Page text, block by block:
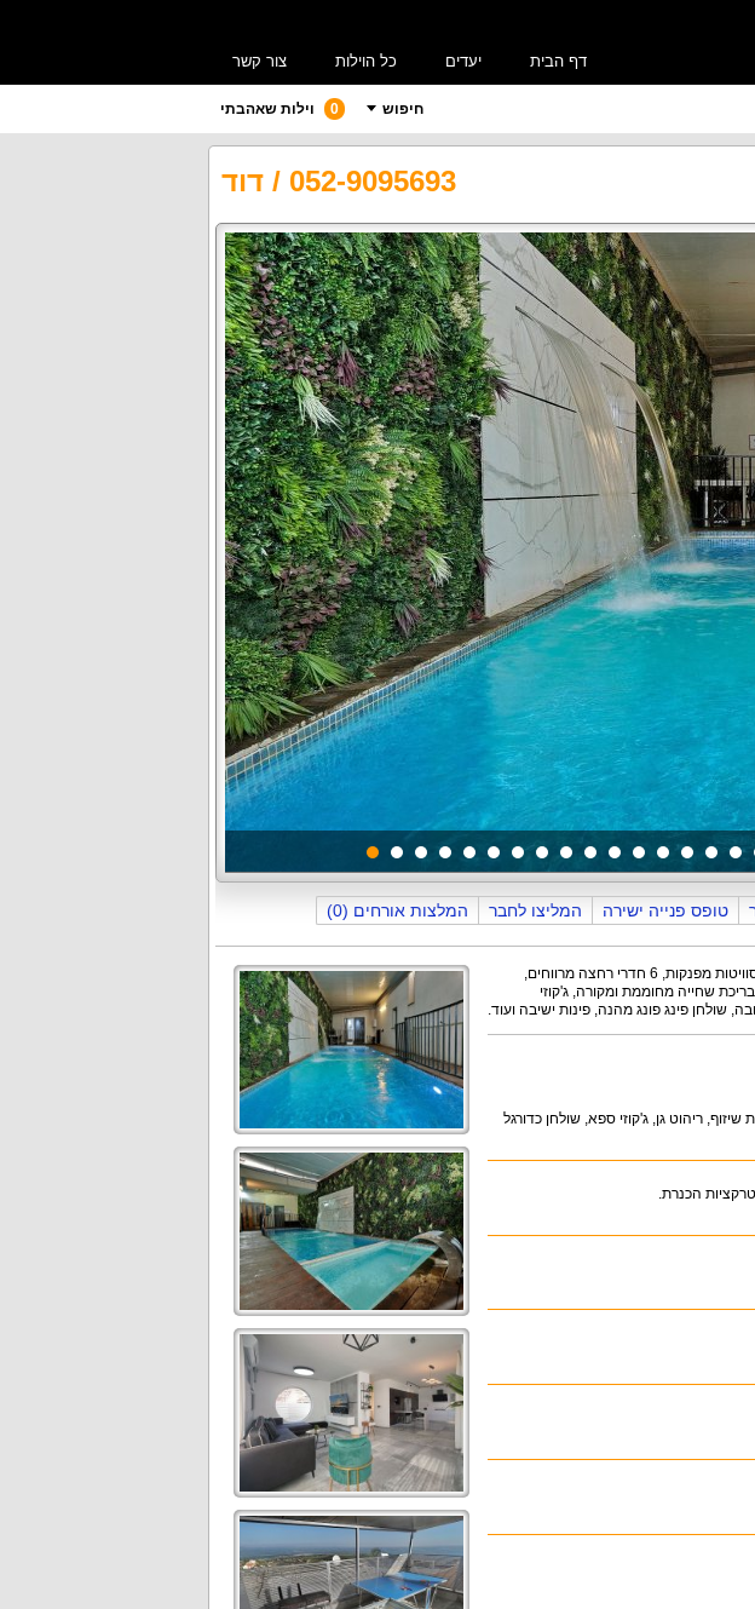
דף הבית יעדים כל הוילות צור קשר
0 וילות שאהבתי חיפוש
052-9095693
/ דוד
תמונה
טופס פנייה ישירה המליצו לחבר המלצות אורחים (0)
שחייה מחוממת ומקורה, ג'קוזי
ריהוט גן, ג'קוזי ספא, שולחן כדורגל
הכנרת.